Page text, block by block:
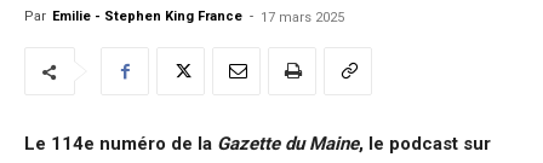
Par Emilie - Stephen King France - 17 mars 2025
Le 114e numéro de la Gazette du Maine, le podcast sur